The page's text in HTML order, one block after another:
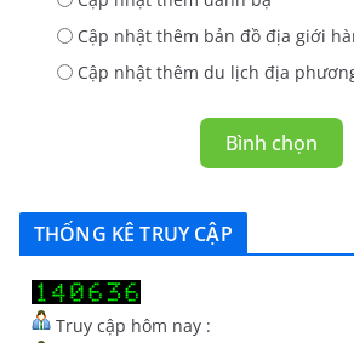
Cập nhật thêm bản đồ địa giới
Cập nhật thêm du lịch địa
Bình chọn
THỐNG KÊ TRUY CẬP
Truy cập hôm nay :